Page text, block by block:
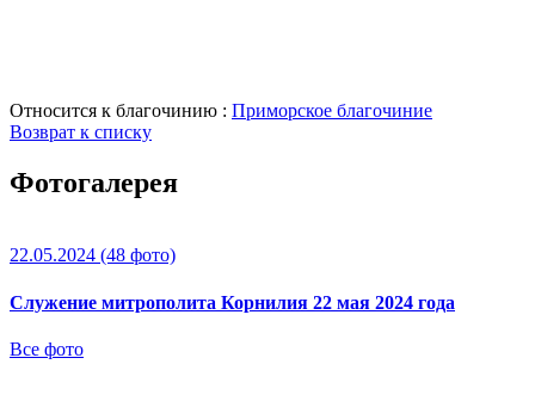
Относится к благочинию : Приморское благочиние
Возврат к списку
Фотогалерея
22.05.2024 (48 фото)
Служение митрополита Корнилия 22 мая 2024 года
Все фото